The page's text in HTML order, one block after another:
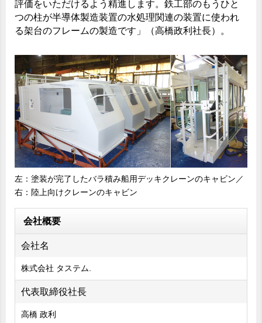
評価をいただけるよう精進します。鉄工部のもうひと
つの柱が半導体製造装置の水処理関連の装置に使われ
る架台のフレームの製造です」（高橋政利社長）。
左：塗装が完了したバラ積み船用デッキクレーンのキャビン／
右：陸上向けクレーンのキャビン
会社概要
会社名
株式会社 タステム.
代表取締役社長
高橋 政利